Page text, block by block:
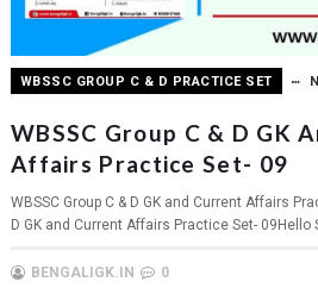
WBSSC GROUP C & D PRACTICE SET
WBSSC Group C & D GK
Affairs Practice Set- 09
WBSSC Group C & D GK and Current Affairs
D GK and Current Affairs Practice Set- 09Hello
BENGALIGK.IN 0